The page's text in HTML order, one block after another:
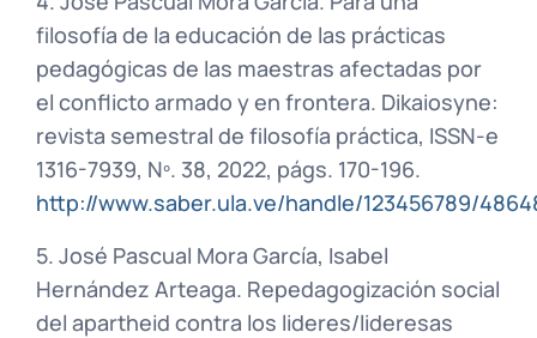
filosofía de la educación de las prácticas
pedagógicas de las maestras afectadas por
el conflicto armado y en frontera. Dikaiosyne:
revista semestral de filosofía práctica, ISSN-e
1316-7939, Nº. 38, 2022, págs. 170-196.
http://www.saber.ula.ve/handle/123456789/
5. José Pascual Mora García, Isabel
Hernández Arteaga. Repedagogización social
del apartheid contra los lideres/lideresas